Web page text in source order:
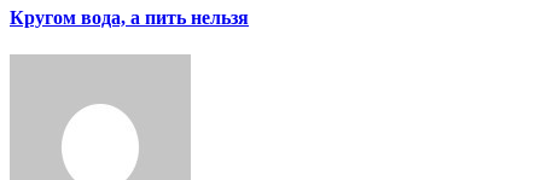
Кругом вода, а пить нельзя